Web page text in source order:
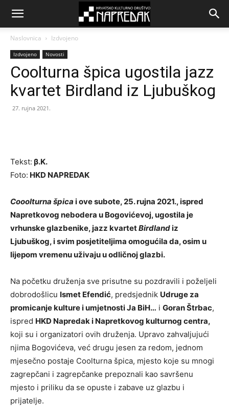
Naslovnica Izdvojeno
Izdvojeno Novosti
Coolturna špica ugostila jazz
kvartet Birdland iz Ljubuškog
27. rujna 2021.
Tekst: β.K.
Foto: HKD NAPREDAK
Cooolturna špica i ove subote, 25. rujna 2021., ispred
Napretkovog nebodera u Bogovićevoj, ugostila je
vrhunske glazbenike, jazz kvartetBirdlandiz
Ljubuškog, i svim posjetiteljima omogućila da, osim u
lijepom vremenu uživaju u odličnoj glazbi.
Na početku druženja sve prisutne su pozdravili i poželjeli
dobrodošlicu Ismet Efendić, predsjednik Udruge za
promicanje kulture i umjetnosti Ja BiH… i Goran Štrbac,
ispred HKD Napredak i Napretkovog kulturnog centra,
koji su i organizatori ovih druženja. Upravo zahvaljujući
njima Bogovićeva, već drugu jesen za redom, jednom
mjesečno postaje Coolturna špica, mjesto koje su mnogi
zagrepčani i zagrepčanke prepoznali kao savršenu
mjesto i priliku da se opuste i zabave uz glazbu i
prijatelje.